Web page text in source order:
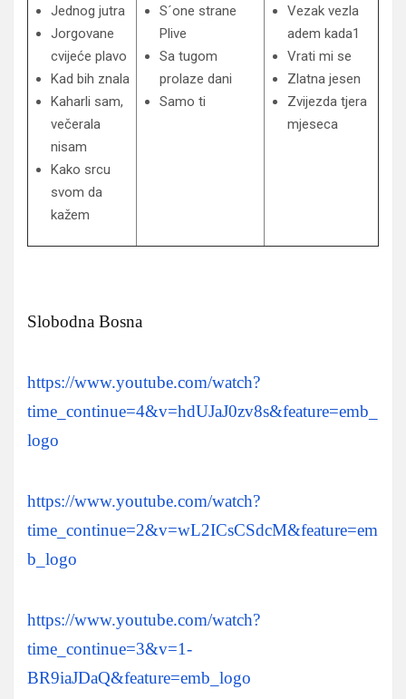
Jednog jutra
Jorgovane
cvijeće plavo
Kad bih znala
Kaharli sam,
večerala
nisam
Kako srcu
svom da
kažem
S´one strane
Plive
Sa tugom
prolaze dani
Samo ti
Vezak vezla
adem kada1
Vrati mi se
Zlatna jesen
Zvijezda tjera
mjeseca
Slobodna Bosna
https://www.youtube.com/watch?
time_continue=4&v=hdUJaJ0zv8s&feature=emb_
logo
https://www.youtube.com/watch?
time_continue=2&v=wL2ICsCSdcM&feature=em
b_logo
https://www.youtube.com/watch?
time_continue=3&v=1-
BR9iaJDaQ&feature=emb_logo